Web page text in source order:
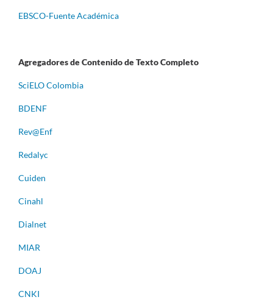
EBSCO-Fuente Académica
Agregadores de Contenido de Texto Completo
SciELO Colombia
BDENF
Rev@Enf
Redalyc
Cuiden
Cinahl
Dialnet
MIAR
DOAJ
CNKI